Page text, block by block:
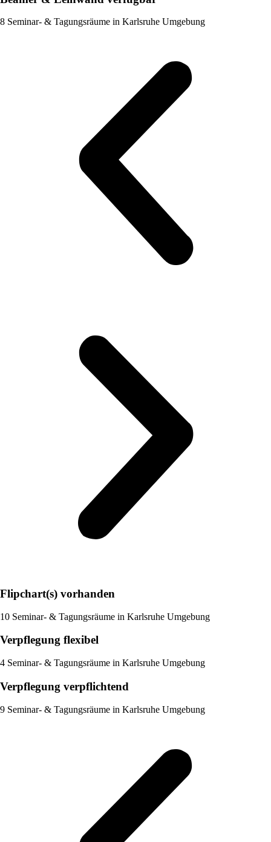
8 Seminar- & Tagungsräume in Karlsruhe Umgebung
Flipchart(s) vorhanden
10 Seminar- & Tagungsräume in Karlsruhe Umgebung
Verpflegung flexibel
4 Seminar- & Tagungsräume in Karlsruhe Umgebung
Verpflegung verpflichtend
9 Seminar- & Tagungsräume in Karlsruhe Umgebung